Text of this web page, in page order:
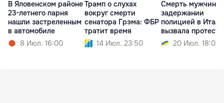
В Яловенском районе
23-летнего парня
нашли застреленным
в автомобиле
8 Июл. 16:00
Трамп о слухах
вокруг смерти
сенатора Грэма: ФБР
тратит время
14 Июл. 23:50
Смерть мужчины
задержании
полицией в
вызвала протесты
20 Июл. 18:03